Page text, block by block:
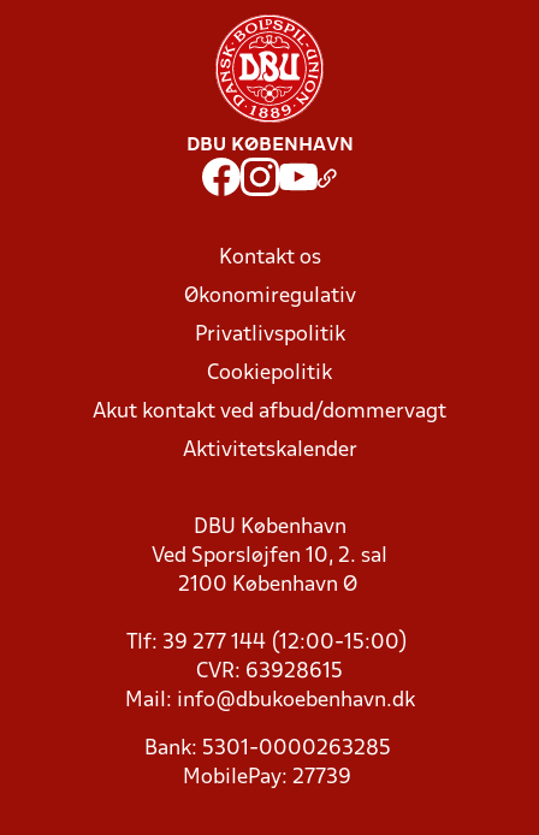
DBU KØBENHAVN
Kontakt os
Økonomiregulativ
Privatlivspolitik
Cookiepolitik
Akut kontakt ved afbud/dommervagt
Aktivitetskalender
DBU København
Ved Sporsløjfen 10, 2. sal
2100 København Ø
Tlf: 39 277 144 (12:00-15:00)
CVR: 63928615
Mail: info@dbukoebenhavn.dk
Bank: 5301-0000263285
MobilePay: 27739